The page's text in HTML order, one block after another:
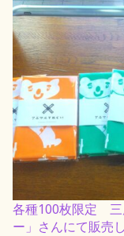
各種100枚限定 三
ー」さんにて販売